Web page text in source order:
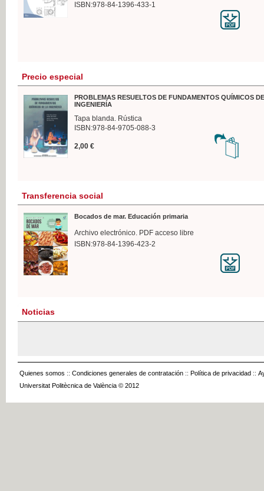
ISBN:978-84-1396-433-1
Precio especial
PROBLEMAS RESUELTOS DE FUNDAMENTOS QUÍMICOS
INGENIERÍA
Tapa blanda. Rústica
ISBN:978-84-9705-088-3
2,00 €
Transferencia social
Bocados de mar. Educación primaria
Archivo electrónico. PDF acceso libre
ISBN:978-84-1396-423-2
Noticias
Quienes somos :: Condiciones generales de contratación :: Política de privacidad ::
Universitat Politècnica de València © 2012